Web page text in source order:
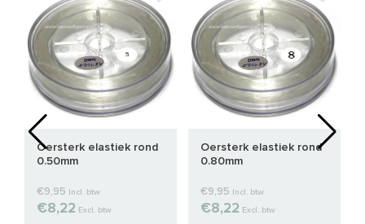
Oersterk elastiek rond
0.50mm
€9,95 Incl. btw
€8,22 Excl. btw
Oersterk elastiek rond
0.80mm
€9,95 Incl. btw
€8,22 Excl. btw